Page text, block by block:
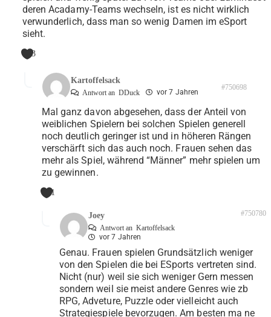
deren Acadamy-Teams wechseln, ist es nicht wirklich
verwunderlich, dass man so wenig Damen im eSport
sieht.
3
Kartoffelsack
Antwort an DDuck vor 7 Jahren
#750698
Mal ganz davon abgesehen, dass der Anteil von
weiblichen Spielern bei solchen Spielen generell
noch deutlich geringer ist und in höheren Rängen
verschärft sich das auch noch. Frauen sehen das
mehr als Spiel, während “Männer” mehr spielen um
zu gewinnen.
1
Joey
Antwort an Kartoffelsack
vor 7 Jahren
#750780
Genau. Frauen spielen Grundsätzlich weniger
von den Spielen die bei ESports vertreten sind.
Nicht (nur) weil sie sich weniger Gern messen
sondern weil sie meist andere Genres wie zb
RPG, Adveture, Puzzle oder vielleicht auch
Strategiespiele bevorzugen. Am besten ma ne